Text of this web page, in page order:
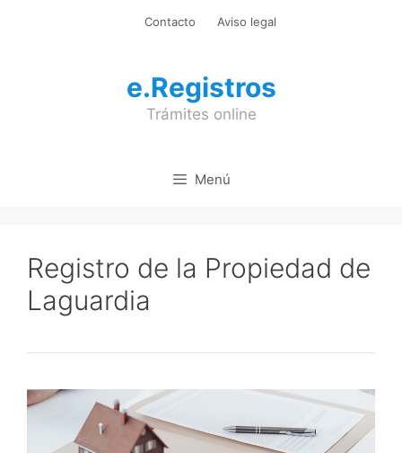
Contacto Aviso legal
e.Registros
Trámites online
Menú
Registro de la Propiedad de
Laguardia